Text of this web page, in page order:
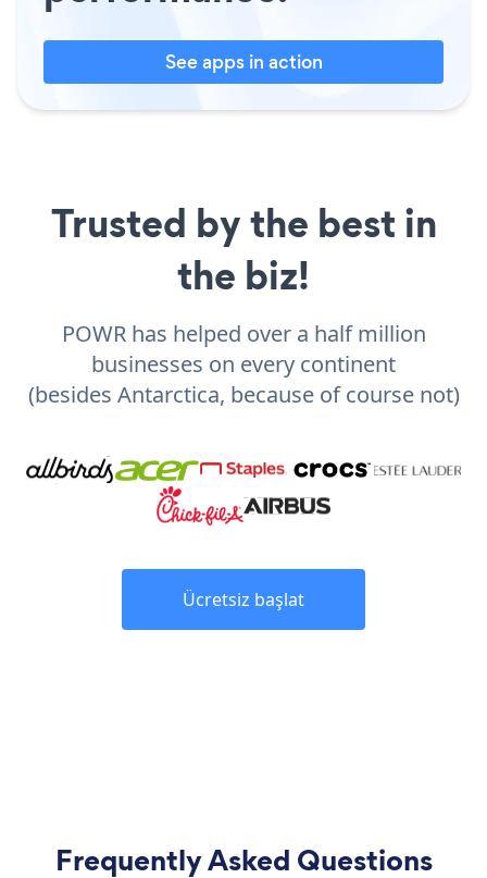
See apps in action
Trusted by the best in
the biz!
POWR has helped over a half million
businesses on every continent
(besides Antarctica, because of course not)
Ücretsiz başlat
Frequently Asked Questions